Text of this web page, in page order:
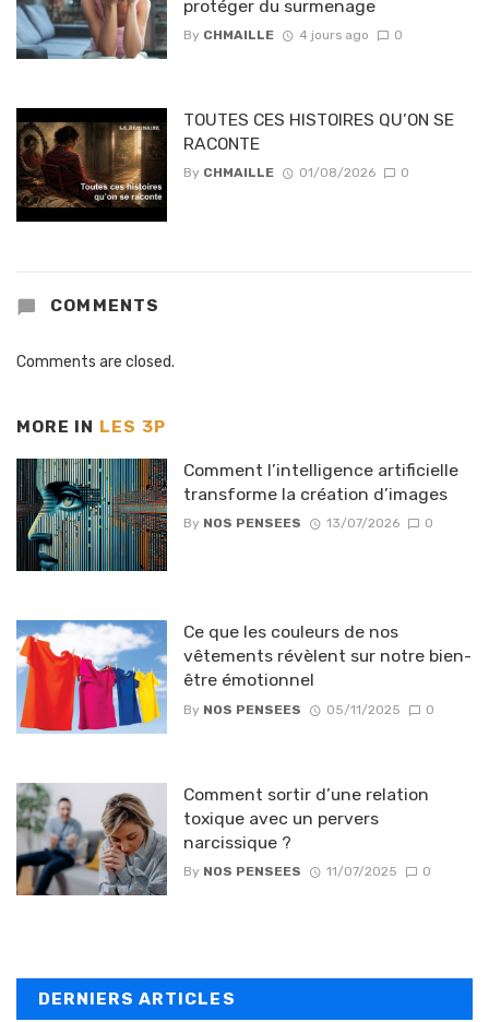
protéger du surmenage
By CHMAILLE 4 jours ago 0
TOUTES CES HISTOIRES QU’ON SE
RACONTE
By CHMAILLE 01/08/2026 0
COMMENTS
Comments are closed.
MORE IN LES 3P
Comment l’intelligence artificielle
transforme la création d’images
By NOS PENSEES 13/07/2026 0
Ce que les couleurs de nos
vêtements révèlent sur notre bien-
être émotionnel
By NOS PENSEES 05/11/2025 0
Comment sortir d’une relation
toxique avec un pervers
narcissique ?
By NOS PENSEES 11/07/2025 0
DERNIERS ARTICLES